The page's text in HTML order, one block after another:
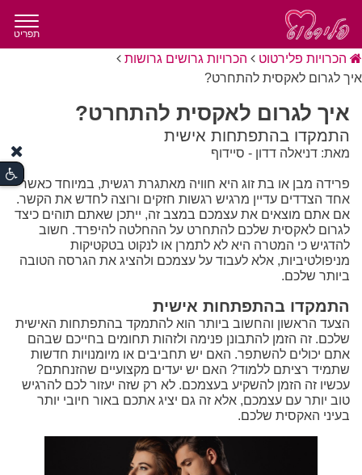
תפריט
הכרויות פלירטוט
הכרויות גרושים גרושות
איך לגרום לאקסית להתחרט?
איך לגרום לאקסית להתחרט?
התמקדו בהתפתחות אישית
מאת: דניאלה דדון - סיידוף
פרידה מבן או בת זוג היא חוויה מאתגרת רגשית, במיוחד כאשר
אחד הצדדים עדיין מרגיש רגשות חזקים ורוצה לחדש את הקשר.
אם אתם מוצאים את עצמכם במצב זה, ייתכן שאתם תוהים כיצד
לגרום לאקסית שלכם להתחרט על ההחלטה להיפרד. חשוב
להדגיש כי המטרה היא לא לתמרן או לנקוט בטקטיקות
מניפולטיביות, אלא לעבוד על עצמכם ולהציג את הגרסה הטובה
ביותר שלכם.
התמקדו בהתפתחות אישית
הצעד הראשון והחשוב ביותר הוא להתמקד בהתפתחות האישית
שלכם. זה הזמן להתבונן פנימה ולזהות תחומים בחייכם שבהם
אתם יכולים להשתפר. האם יש תחביבים או מיומנויות חדשות
שתמיד רציתם ללמוד? האם יש יעדים מקצועיים שהזנחתם?
עכשיו זה הזמן להשקיע בעצמכם. לא רק שזה יעזור לכם להרגיש
טוב יותר עם עצמכם, אלא זה גם יציג אתכם באור חיובי יותר
בעיני האקסית שלכם.